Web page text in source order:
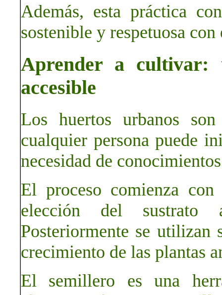
Además, esta práctica
sostenible y respetuosa
Aprender a cultivar:
accesible
Los huertos urbanos
cualquier persona puede
necesidad de
El proceso comienza
elección del sustrato
Posteriormente se
crecimiento de las plantas
El semillero es una